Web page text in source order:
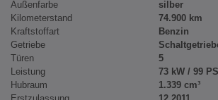
Außenfarbe
silber
Kilometerstand
74.900 km
Kraftstoffart
Benzin
Getriebe
Türen
5
Leistung
73 kW / 99 PS
Hubraum
1.339 cm³